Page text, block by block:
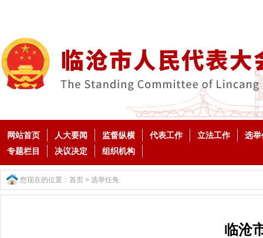
网站首页 人大要闻 监督纵横 代表工作 立法工作
选举
专题栏目
决议决定 组织机构
您现在的位置： 首页 > 选举任免
临沧